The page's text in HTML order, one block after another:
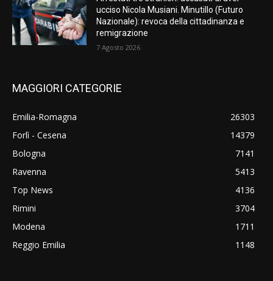
ucciso Nicola Musiani. Minutillo (Futuro
Nazionale): revoca della cittadinanza e
remigrazione
7 Agosto 2026
MAGGIORI CATEGORIE
Emilia-Romagna
26303
Forlì - Cesena
14379
Bologna
7141
Ravenna
5413
Top News
4136
Rimini
3704
Modena
1711
Reggio Emilia
1148